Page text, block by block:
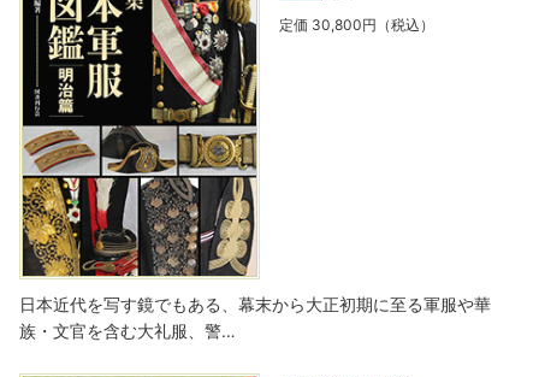
定価 30,800円（税込）
日本近代を写す鏡でもある、幕末から大正初期に至る軍服や華
族・文官を含む大礼服、警…